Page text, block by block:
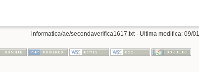
informatica/ae/secondaverifica1617.txt · Ultima modifica: 09/